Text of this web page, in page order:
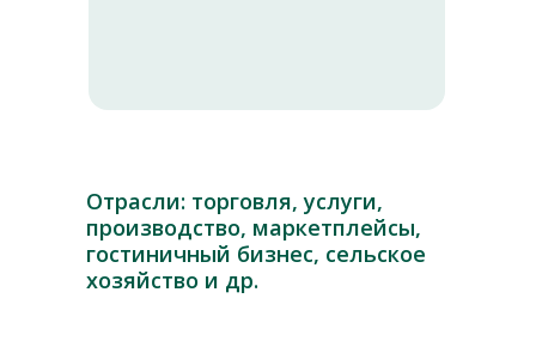
Отрасли: торговля, услуги,
производство, маркетплейсы,
гостиничный бизнес, сельское
хозяйство и др.